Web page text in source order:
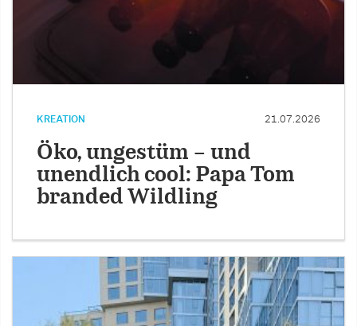
KREATION 21.07.2026
Öko, ungestüm – und
unendlich cool: Papa Tom
branded Wildling